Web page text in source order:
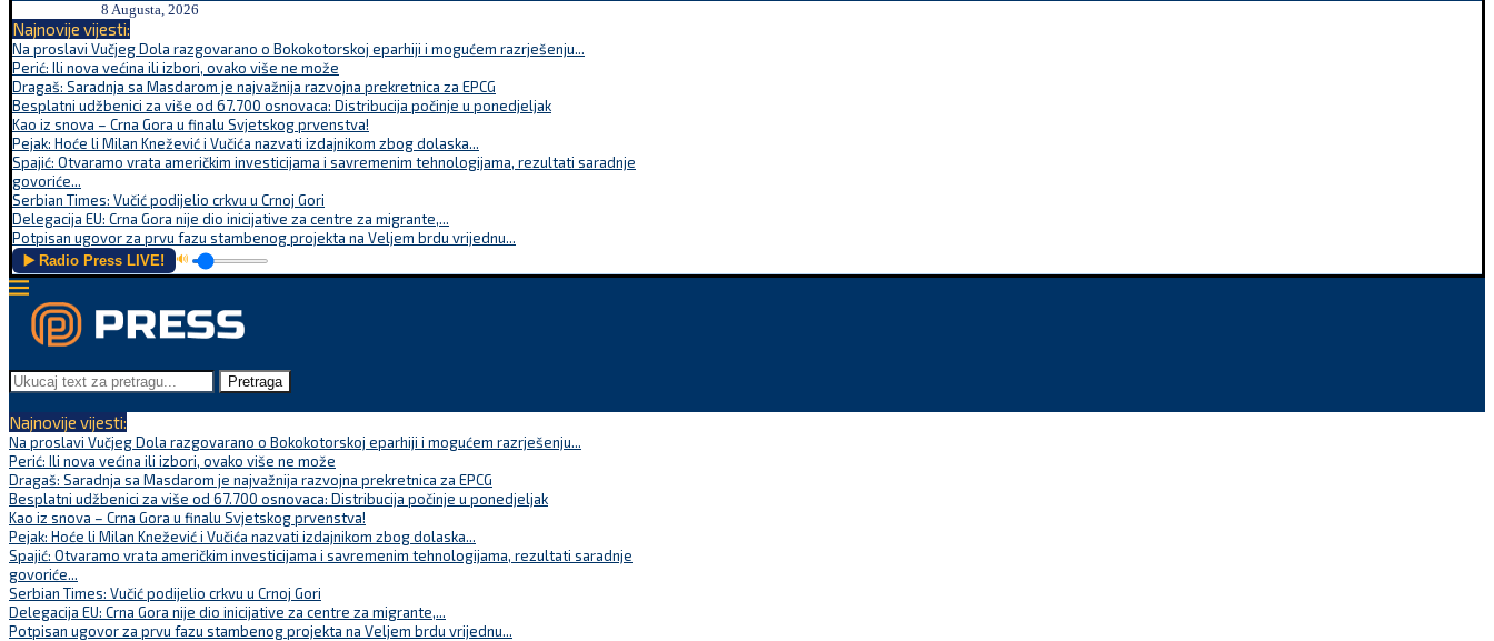
8 Augusta, 2026
Najnovije vijesti:
Na proslavi Vučjeg Dola razgovarano o Bokokotorskoj eparhiji i mogućem razrješenju...
Perić: Ili nova većina ili izbori, ovako više ne može
Dragaš: Saradnja sa Masdarom je najvažnija razvojna prekretnica za EPCG
Besplatni udžbenici za više od 67.700 osnovaca: Distribucija počinje u ponedjeljak
Kao iz snova – Crna Gora u finalu Svjetskog prvenstva!
Pejak: Hoće li Milan Knežević i Vučića nazvati izdajnikom zbog dolaska...
Spajić: Otvaramo vrata američkim investicijama i savremenim tehnologijama, rezultati saradnje
govoriće...
Serbian Times: Vučić podijelio crkvu u Crnoj Gori
Delegacija EU: Crna Gora nije dio inicijative za centre za migrante,...
Potpisan ugovor za prvu fazu stambenog projekta na Veljem brdu vrijednu...
▶️ Radio Press LIVE! 🔊
Pretraga
Najnovije vijesti:
Na proslavi Vučjeg Dola razgovarano o Bokokotorskoj eparhiji i mogućem razrješenju...
Perić: Ili nova većina ili izbori, ovako više ne može
Dragaš: Saradnja sa Masdarom je najvažnija razvojna prekretnica za EPCG
Besplatni udžbenici za više od 67.700 osnovaca: Distribucija počinje u ponedjeljak
Kao iz snova – Crna Gora u finalu Svjetskog prvenstva!
Pejak: Hoće li Milan Knežević i Vučića nazvati izdajnikom zbog dolaska...
Spajić: Otvaramo vrata američkim investicijama i savremenim tehnologijama, rezultati saradnje
govoriće...
Serbian Times: Vučić podijelio crkvu u Crnoj Gori
Delegacija EU: Crna Gora nije dio inicijative za centre za migrante,...
Potpisan ugovor za prvu fazu stambenog projekta na Veljem brdu vrijednu...